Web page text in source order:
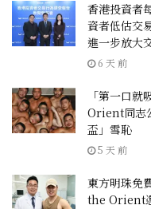
香港投資者
資者低估交
進一步放大
6 天 前
「第一口
Orient同志
盃」雪恥
5 天 前
東方明珠免
the Orient